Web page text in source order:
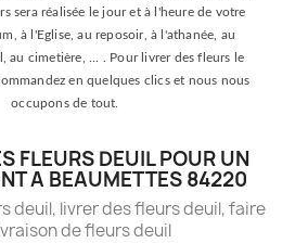
sera réalisée le jour et à l'heure de votre
à l'Eglise, au reposoir, à l'athanée, au
au cimetière, ... . Pour livrer des fleurs le
en quelques clics et nous nous
occupons de tout.
FLEURS DEUIL POUR UN
A BEAUMETTES 84220
deuil, livrer des fleurs deuil, faire
de fleurs deuil